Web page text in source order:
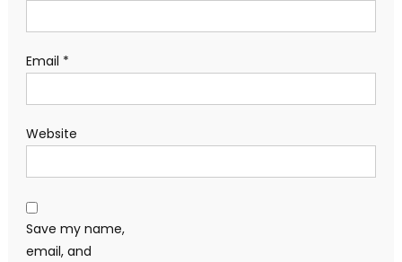
Email *
Website
Save my name,
email, and